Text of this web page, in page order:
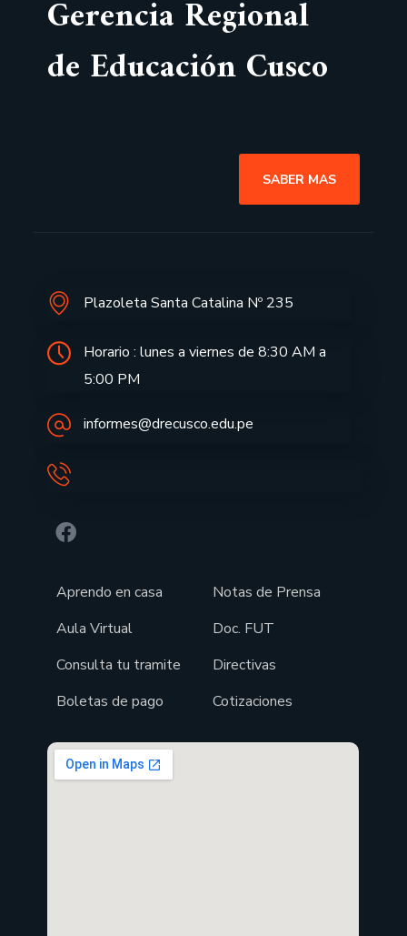
Gerencia Regional
de Educación Cusco
SABER MAS
Plazoleta Santa Catalina Nº 235
Horario : lunes a viernes de 8:30 AM a
5:00 PM
informes@drecusco.edu.pe
Aprendo en casa
Aula Virtual
Consulta tu tramite
Boletas de pago
Notas de Prensa
Doc. FUT
Directivas
Cotizaciones